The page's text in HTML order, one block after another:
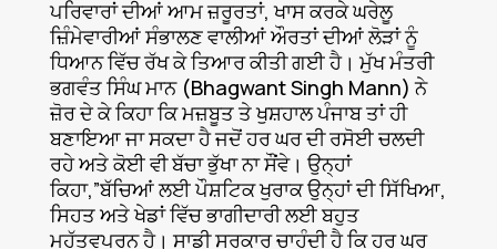
ਪਰਿਵਾਰਾਂ ਦੀਆਂ ਆਮ ਜ਼ਰੂਰਤਾਂ, ਖਾਸ ਕਰਕੇ ਘਰੇਲੂ
ਜ਼ਿੰਮੇਵਾਰੀਆਂ ਸੰਭਾਲਣ ਵਾਲੀਆਂ ਔਰਤਾਂ ਦੀਆਂ ਲੋੜਾਂ ਨੂੰ
ਧਿਆਨ ਵਿੱਚ ਰੱਖ ਕੇ ਤਿਆਰ ਕੀਤੀ ਗਈ ਹੈ। ਮੁੱਖ ਮੰਤਰੀ
ਭਗਵੰਤ ਸਿੰਘ ਮਾਨ (Bhagwant Singh Mann) ਨੇ
ਜ਼ੋਰ ਦੇ ਕੇ ਕਿਹਾ ਕਿ ਮਜ਼ਬੂਤ ਤੇ ਖੁਸ਼ਹਾਲ ਪੰਜਾਬ ਤਾਂ ਹੀ
ਬਣਾਇਆ ਜਾ ਸਕਦਾ ਹੈ ਜਦੋਂ ਹਰ ਘਰ ਦੀ ਰਸੋਈ ਚਲਦੀ
ਰਹੇ ਅਤੇ ਕੋਈ ਵੀ ਬੱਚਾ ਭੁੱਖਾ ਨਾ ਸੌਂਵੇ। ਉਨ੍ਹਾਂ
ਕਿਹਾ,”ਬੱਚਿਆਂ ਲਈ ਪੌਸ਼ਟਿਕ ਖੁਰਾਕ ਉਨ੍ਹਾਂ ਦੀ ਸਿੱਖਿਆ,
ਸਿਹਤ ਅਤੇ ਖੇਡਾਂ ਵਿੱਚ ਭਾਗੀਦਾਰੀ ਲਈ ਬਹੁਤ
ਮਹੱਤਵਪੂਰਨ ਹੈ। ਸਾਡੀ ਸਰਕਾਰ ਚਾਹੁੰਦੀ ਹੈ ਕਿ ਹਰ ਘਰ